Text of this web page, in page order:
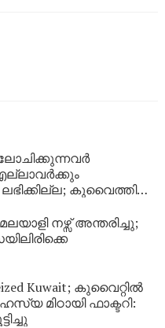
കുവൈത്തിന്റെ
നഴ്സ് അന്തരിച്ചു;
Kuwait; കുവൈറ്റിൽ
മിഠായി ഫാക്ടറി: